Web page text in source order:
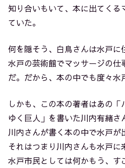
知り合いもいて、本に出てくる
ていた。
何を隠そう、白鳥さんは水戸に
水戸の芸術館でマッサージの仕
だ。だから、本の中でも度々水
しかも、この本の著者はあの
ゆく巨人」を書いた川内有緒さ
川内さんが書く本の中で水戸が
それはつまり川内さんも水戸に
水戸市民としては何かもう、す